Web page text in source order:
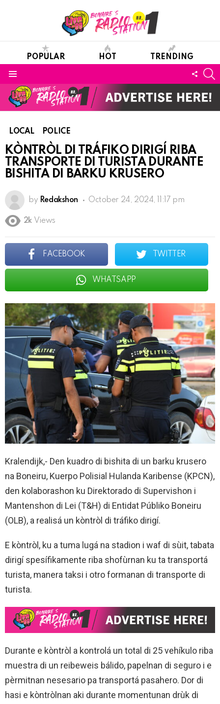
POPULAR HOT TRENDING
LOCAL POLICE
KÒNTRÒL DI TRÁFIKO DIRIGÍ RIBA
TRANSPORTE DI TURISTA DURANTE
BISHITA DI BARKU KRUSERO
by Redakshon October 24, 2024, 11:17 pm
2k Views
FACEBOOK TWITTER
WHATSAPP
Kralendijk,- Den kuadro di bishita di un barku krusero
na Boneiru, Kuerpo Polisial Hulanda Karibense (KPCN),
den kolaborashon ku Direktorado di Supervishon i
Mantenshon di Lei (T&H) di Entidat Públiko Boneiru
(OLB), a realisá un kòntròl di tráfiko dirigí.
E kòntròl, ku a tuma lugá na stadion i waf di sùit, tabata
dirigí spesífikamente riba shofùrnan ku ta transportá
turista, manera taksi i otro formanan di transporte di
turista.
Durante e kòntròl a kontrolá un total di 25 vehíkulo riba
muestra di un reibeweis bálido, papelnan di seguro i e
pèrmitnan nesesario pa transportá pasahero. Dor di
hasi e kòntròlnan aki durante momentunan drùk di